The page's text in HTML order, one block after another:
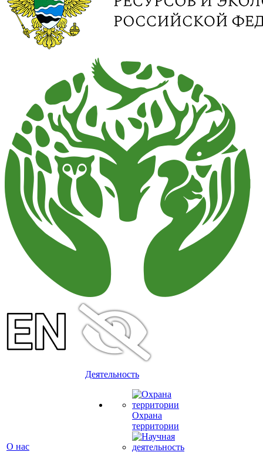
О нас
Деятельность
Охрана
территории